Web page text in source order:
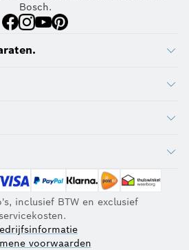
Bosch.
inclusief BTW en exclusief
voorwaarden